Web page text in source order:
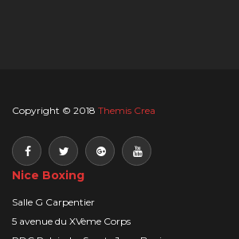
Copyright © 2018 Themis Crea
Nice Boxing
Salle G Carpentier
5 avenue du XVème Corps